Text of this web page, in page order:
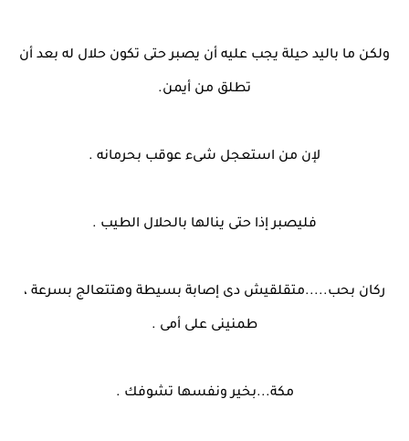
ولكن ما باليد حيلة يجب عليه أن يصبر حتى تكون حلال له بعد أن
تطلق من أيمن.
لإن من استعجل شىء عوقب بحرمانه .
فليصبر إذا حتى ينالها بالحلال الطيب .
ركان بحب.....متقلقيش دى إصابة بسيطة وهتتعالج بسرعة ،
طمنينى على أمى .
مكة...بخير ونفسها تشوفك .